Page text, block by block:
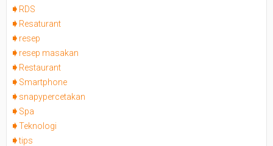
RDS
Resaturant
resep
resep masakan
Restaurant
Smartphone
snapypercetakan
Spa
Teknologi
tips